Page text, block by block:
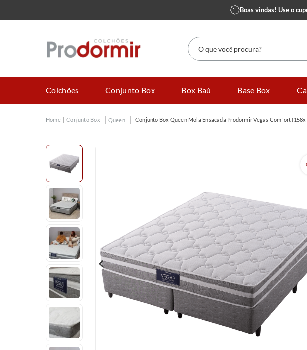
Boas vindas! Use o
O que você procura?
Colchões Conjunto Box Box Baú Base Box
Conjunto Box Queen Conjunto Box Queen Mola Ensacada Prodormir Vegas Comfort